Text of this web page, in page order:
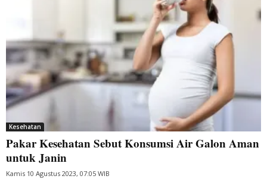
Kesehatan
Pakar Kesehatan Sebut Konsumsi Air Galon Aman
untuk Janin
Kamis 10 Agustus 2023, 07:05 WIB